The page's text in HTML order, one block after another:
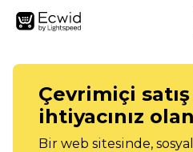
Çevrimiçi
ihtiyacınız
Bir web sitesinde,